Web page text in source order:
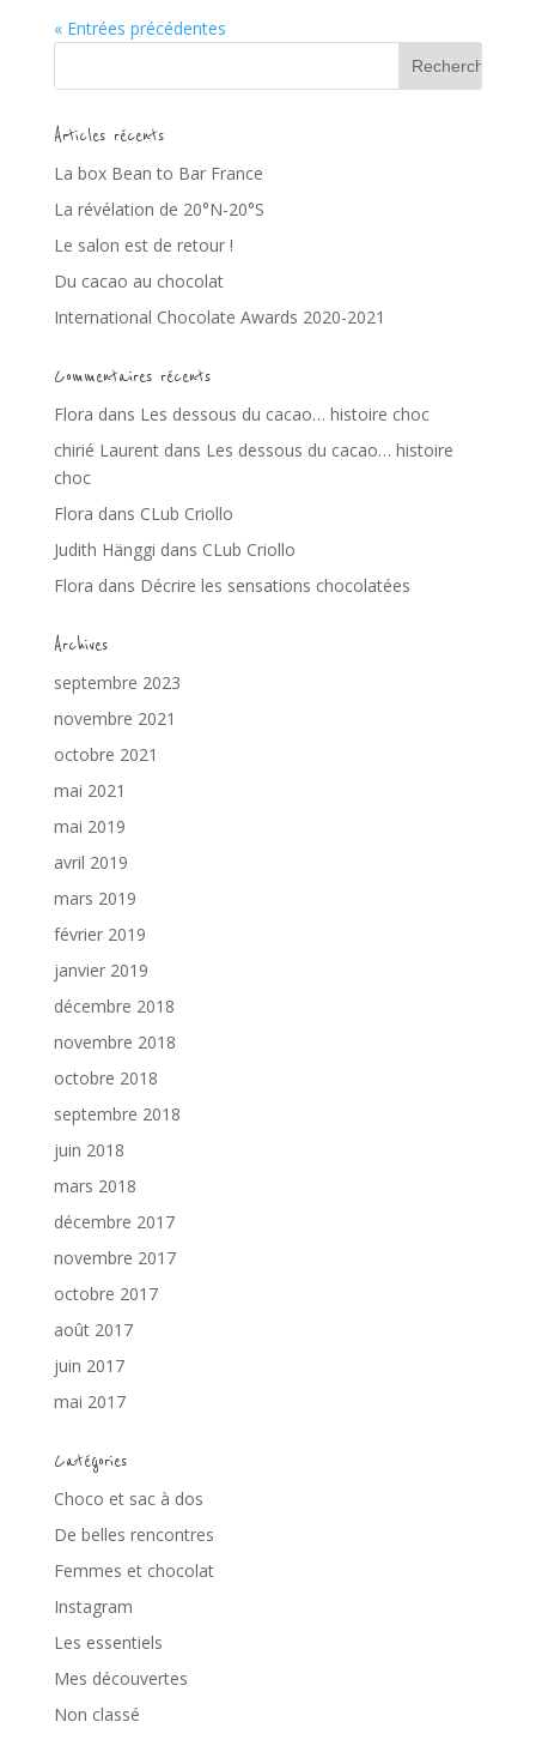
« Entrées précédentes
Articles récents
La box Bean to Bar France
La révélation de 20°N-20°S
Le salon est de retour !
Du cacao au chocolat
International Chocolate Awards 2020-2021
Commentaires récents
Flora dans Les dessous du cacao… histoire choc
chirié Laurentdans Les dessous du cacao… histoire
choc
Flora dans CLub Criollo
Judith Hänggi dans CLub Criollo
Flora dans Décrire les sensations chocolatées
Archives
septembre 2023
novembre 2021
octobre 2021
mai 2021
mai 2019
avril 2019
mars 2019
février 2019
janvier 2019
décembre 2018
novembre 2018
octobre 2018
septembre 2018
juin 2018
mars 2018
décembre 2017
novembre 2017
octobre 2017
août 2017
juin 2017
mai 2017
Catégories
Choco et sac à dos
De belles rencontres
Femmes et chocolat
Instagram
Les essentiels
Mes découvertes
Non classé